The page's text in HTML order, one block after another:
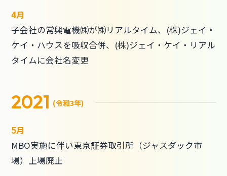
4月
子会社の常興電機㈱が㈱リアルタイム、(株)ジェイ・
ケイ・ハウスを吸収合併、(株)ジェイ・ケイ・リアル
タイムに会社名変更
2021 (令和3年)
5月
MBO実施に伴い東京証券取引所（ジャスダック市
場）上場廃止